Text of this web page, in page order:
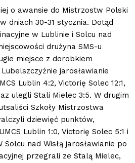
o awansie do Mistrzostw Polski
dniach 30-31 stycznia. Dotąd
w Lublinie i Solcu nad
drużyna SMS-u
miejsce z dorobkiem
jarosławianie
Lublin 4:2, Victorię Solec 12:1,
ulegli Stali Mielec 3:5. W drugim
Szkoły Mistrzostwa
dziewięć punktów,
Lublin 1:0, Victorię Solec 5:1 i
Solcu nad Wisłą jarosławianie po
przegrali ze Stalą Mielec,